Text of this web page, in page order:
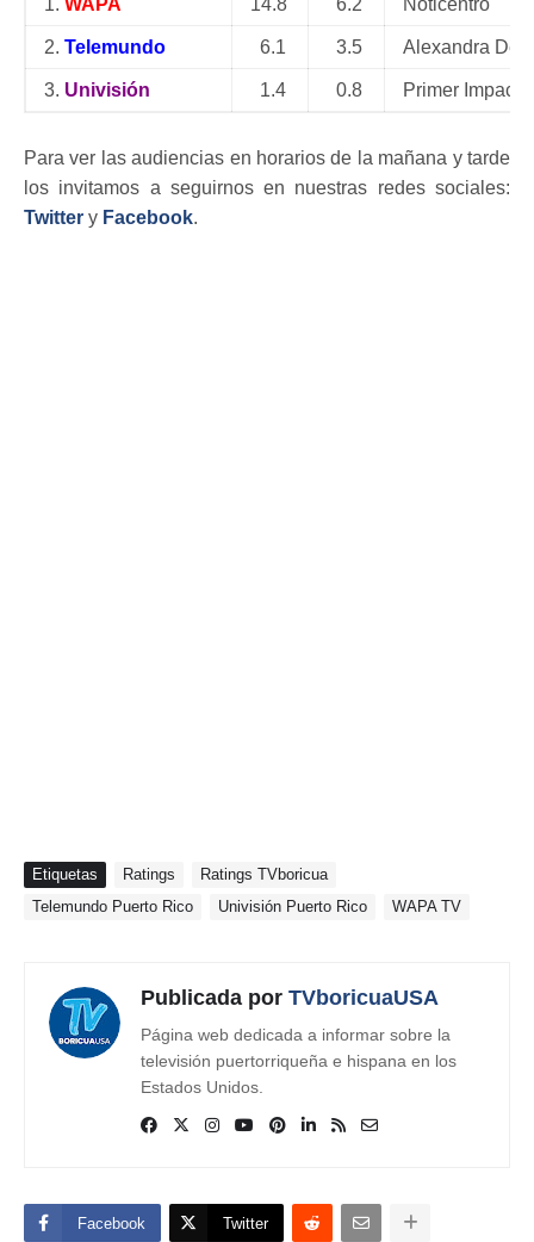
1. WAPA 14.8 6.2 Noticentro
2. Telemundo 6.1 3.5 Alexandra De
3. Univisión 1.4 0.8 Primer Impacto
Para ver las audiencias en horarios de la mañana y tarde
los invitamos a seguirnos en nuestras redes sociales:
Twitter y Facebook.
Etiquetas Ratings
Ratings TVboricua
Telemundo Puerto Rico
Univisión Puerto Rico WAPA TV
Publicada por TVboricuaUSA
Página web dedicada a informar sobre la
televisión puertorriqueña e hispana en los
Estados Unidos.
Facebook Twitter